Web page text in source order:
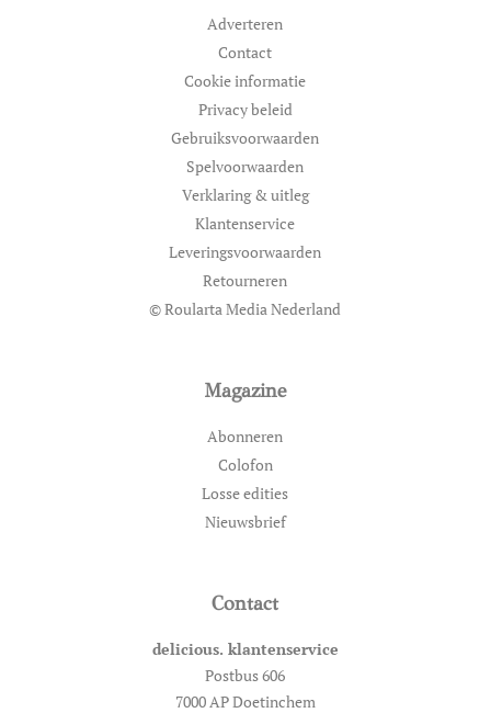
Adverteren
Contact
Cookie informatie
Privacy beleid
Gebruiksvoorwaarden
Spelvoorwaarden
Verklaring & uitleg
Klantenservice
Leveringsvoorwaarden
Retourneren
© Roularta Media Nederland
Magazine
Abonneren
Colofon
Losse edities
Nieuwsbrief
Contact
delicious. klantenservice
Postbus 606
7000 AP Doetinchem